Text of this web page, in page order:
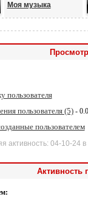
Моя музыка
пользователя
пользователя (5)-
пользователем
04-10-24 в
Активность